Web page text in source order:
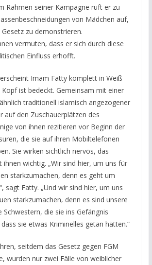
Rahmen seiner Kampagne ruft er zu
von Mädchen auf,
zu demonstrieren.
vermuten, dass er sich durch diese
Einfluss erhofft.
Imam Fatty komplett in Weiß
Kopf ist bedeckt. Gemeinsam mit einer
traditionell islamisch angezogener
auf den Zuschauerplätzen des
von ihnen rezitieren vor Beginn der
die sie auf ihren Mobiltelefonen
Sie wirken sichtlich nervös, das
ihnen wichtig. „Wir sind hier, um uns für
starkzumachen, denn es geht um
sagt Fatty. „Und wir sind hier, um uns
starkzumachen, denn es sind unsere
Schwestern, die sie ins Gefängnis
sie etwas Kriminelles getan hätten.“
seitdem das Gesetz gegen FGM
wurden nur zwei Fälle von weiblicher